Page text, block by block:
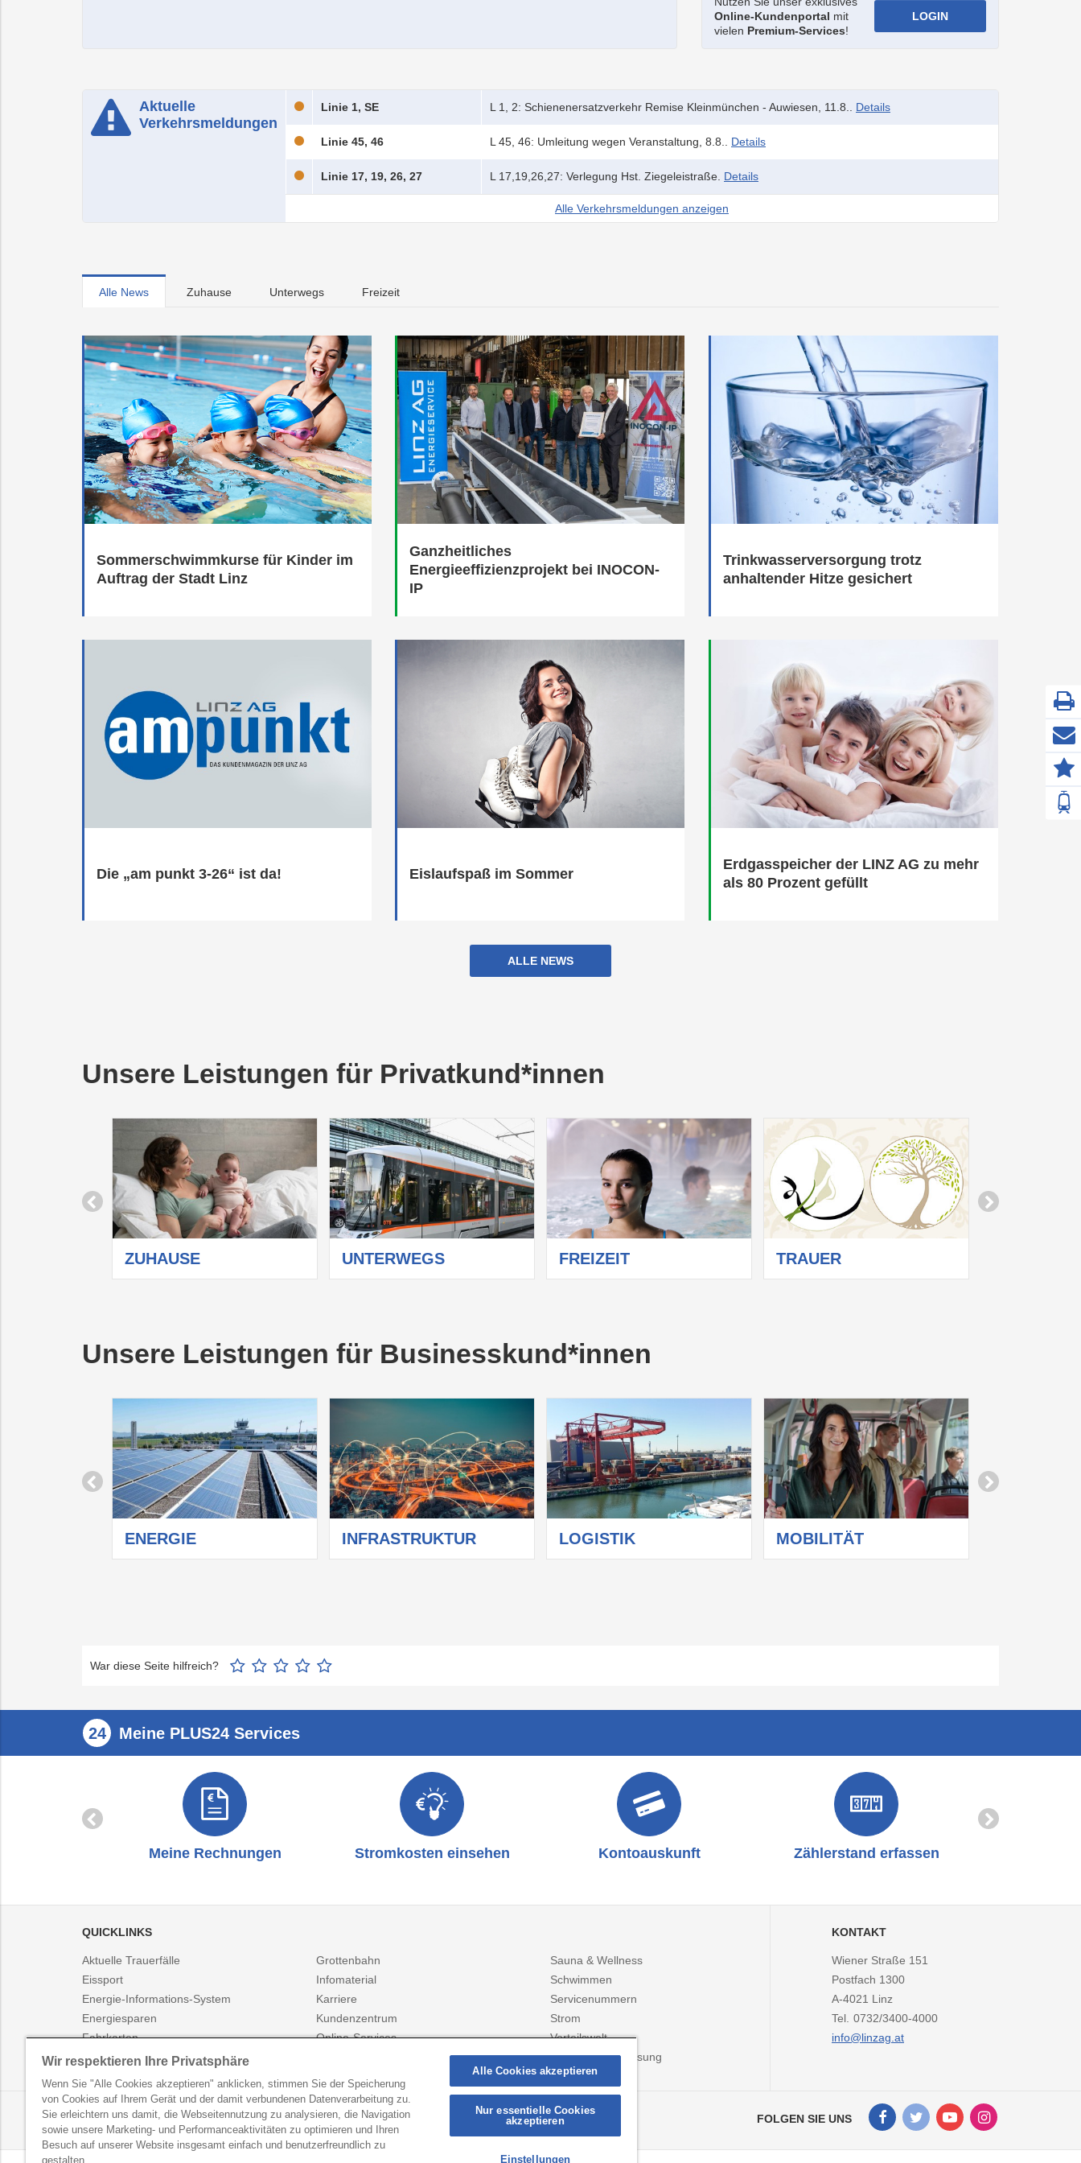
Online-Kundenportal mit
vielen Premium-Services!
Aktuelle
Verkehrsmeldungen
Linie 1, SE L 1, 2: Schienenersatzverkehr Remise Kleinmünchen - Auwiesen, 11.8.. Details
Linie 45, 46 L 45, 46: Umleitung wegen Veranstaltung, 8.8.. Details
Linie 17, 19, 26, 27 L 17,19,26,27: Verlegung Hst. Ziegeleistraße. Details
Alle Verkehrsmeldungen anzeigen
Alle News Zuhause Unterwegs Freizeit
Sommerschwimmkurse für Kinder im
Auftrag der Stadt Linz
Ganzheitliches
Energieeffizienzprojekt bei INOCON-
IP
Trinkwasserversorgung trotz
anhaltender Hitze gesichert
Die „am punkt 3-26“ ist da! Eislaufspaß im Sommer
Erdgasspeicher der LINZ AG zu mehr
als 80 Prozent gefüllt
ALLE NEWS
Unsere Leistungen für Privatkund*innen
ZUHAUSE UNTERWEGS FREIZEIT TRAUER
Unsere Leistungen für Businesskund*innen
ENERGIE INFRASTRUKTUR LOGISTIK MOBILITÄT
War diese Seite hilfreich?
Meine PLUS24 Services
Meine Rechnungen Stromkosten einsehen Kontoauskunft Zählerstand erfassen
QUICKLINKS
Aktuelle Trauerfälle
Eissport
Energie-Informations-System
Energiesparen
Fahrkarten
Fahrplanauskunft
Grottenbahn
Infomaterial
Karriere
Kundenzentrum
Online-Services
Sauna & Wellness
Schwimmen
Servicenummern
Strom
Vorteilswelt
Zählerstanderfassung
KONTAKT
Wiener Straße 151
Postfach 1300
A-4021 Linz
Tel. 0732/3400-4000
info@linzag.at
LINZ AG NEWSLETTER
Erhalten Sie regelmäßig exklusive Neuigkeiten und Aktionen per Mail!
ANMELDEN FOLGEN SIE UNS
Facebook
Kanal
LINZ
Twitter
Kanal
LINZ
Youtube
Kanal
LINZ
Instagram
Kanal
LINZ
Wir respektieren Ihre Privatsphäre
Wenn Sie "Alle Cookies akzeptieren" anklicken, stimmen Sie der Speicherung
von Cookies auf Ihrem Gerät und der damit verbundenen Datenverarbeitung zu.
Sie erleichtern uns damit, die Webseitennutzung zu analysieren, die Navigation
sowie unsere Marketing- und Performanceaktivitäten zu optimieren und Ihren
Besuch auf unserer Website insgesamt einfach und benutzerfreundlich zu
gestalten.
Alle Cookies akzeptieren
Nur essentielle Cookies
akzeptieren
Einstellungen